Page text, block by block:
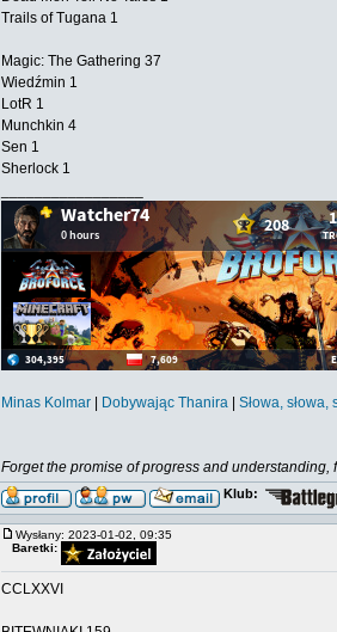
Trails of Tugana 1
Magic: The Gathering 37
Wiedźmin 1
LotR 1
Munchkin 4
Sen 1
Sherlock 1
Minas Kolmar Dobywając Thanira Słowa, słowa,
Forget the promise of progress and
Klub:
Wysłany: 2023-01-02, 09:35
Baretki:
CCLXXVI